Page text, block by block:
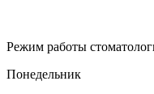
Режим работы
Понедельник